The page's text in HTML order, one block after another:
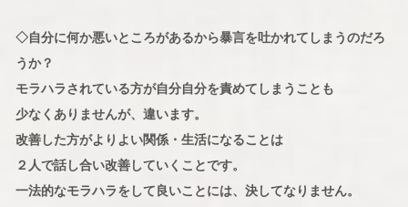
◇自分に何か悪いところがあるから暴言を吐かれてしまうのだろ
うか？
モラハラされている方が自分自分を責めてしまうことも
少なくありませんが、違います。
改善した方がよりよい関係・生活になることは
２人で話し合い改善していくことです。
一法的なモラハラをして良いことには、決してなりません。